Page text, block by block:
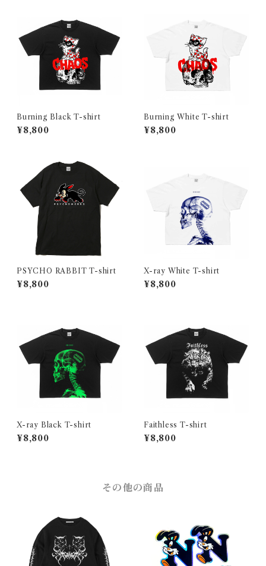
Burning Black T-shirt
¥8,800
Burning White T-shirt
¥8,800
PSYCHO RABBIT T-shirt
¥8,800
X-ray White T-shirt
¥8,800
X-ray Black T-shirt
¥8,800
Faithless T-shirt
¥8,800
その他の商品